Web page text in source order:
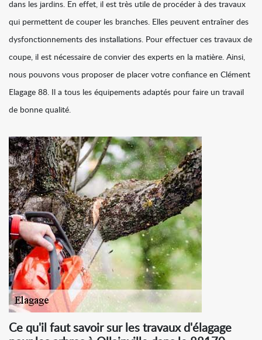
dans les jardins. En effet, il est très utile de procéder à des travaux
qui permettent de couper les branches. Elles peuvent entraîner des
dysfonctionnements des installations. Pour effectuer ces travaux de
coupe, il est nécessaire de convier des experts en la matière. Ainsi,
nous pouvons vous proposer de placer votre confiance en Clément
Elagage 88. Il a tous les équipements adaptés pour faire un travail
de bonne qualité.
Ce qu'il faut savoir sur les travaux d'élagage